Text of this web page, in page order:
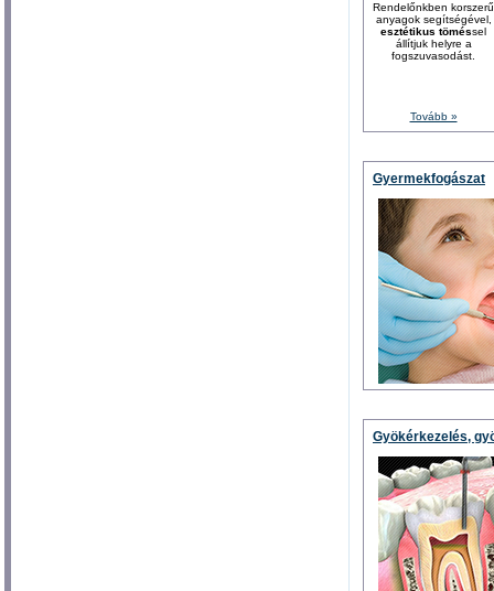
Rendelőnkben korszerű
anyagok segítségével,
esztétikus töméssel
állítjuk helyre a
fogszuvasodást.
Tovább »
Gyermekfogászat
Gyökérkezelés,